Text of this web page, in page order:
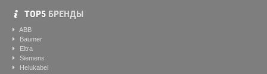
ТОР5 БРЕНДЫ
ABB
Baumer
Eltra
Siemens
Helukabel